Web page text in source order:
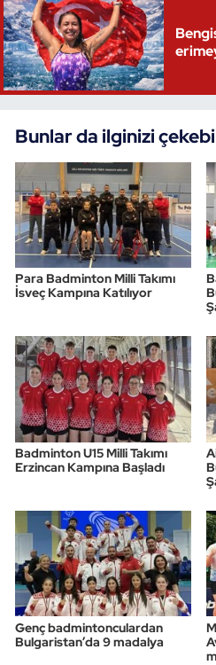
Bunlar da ilginizi
Para Badminton Milli Takımı
İsveç Kampına Katılıyor
Badminton U15 Milli Takımı
Erzincan Kampına Başladı
Genç badmintonculardan
Bulgaristan’da 9 madalya